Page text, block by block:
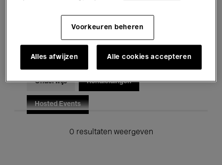
Voor iedereen Kids’ Palace
Onderwijs Rondleidingen
Hosted Events
0 resultaten weergeven
Voorkeuren beheren
Alles afwijzen Alle cookies accepteren